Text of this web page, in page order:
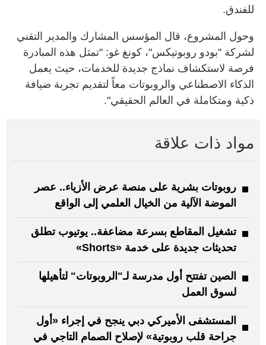
للفندق.
وحول المشروع، قال المؤسس المشارك والمدير التقني
لشركة "بودو روبوتيكس"، كونغ غو: "تمثل هذه المبادرة
فرصة لاستكشاف نماذج جديدة للخدمات، حيث يعمل
الذكاء الاصطناعي والروبوتات معاً لتقديم تجربة ضيافة
ذكية ومتكاملة في العالم الحقيقي".
مواد ذات علاقة
روبوتات بشرية على منصة عرض الأزياء.. عصر
الموضة الآلية من الخيال العلمي إلى الواقع
تشغيل المقاطع بسرعة مضاعفة.. يوتيوب تطلق
تحديثات جديدة على خدمة «Shorts»
الصين تفتتح أول مدرسة لـ"الروبوتات" لتأهيلها
لسوق العمل
المستشفى الأميركي دبي ينجح في إجراء «أول
جراحة قلب روبوتية» لإصلاح الصمام التاجي في